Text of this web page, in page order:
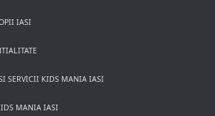
IASI
SERVICII KIDS MANIA IASI
MANIA IASI